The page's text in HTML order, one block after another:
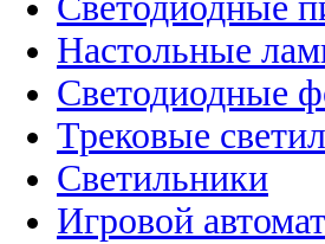
Настольные
Светодиодные
Трековые
Светильники
Игровой